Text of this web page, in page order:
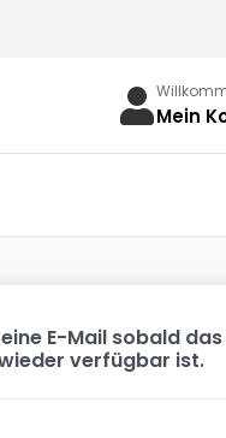
Mein
E-Mail sobald
verfügbar ist.